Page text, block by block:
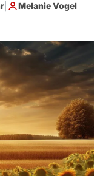
Melanie Vogel